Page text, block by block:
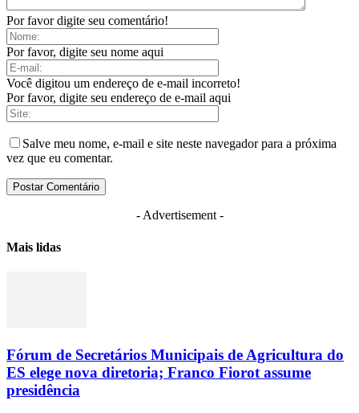
Por favor digite seu comentário!
Por favor, digite seu nome aqui
Você digitou um endereço de e-mail incorreto!
Por favor, digite seu endereço de e-mail aqui
Salve meu nome, e-mail e site neste navegador para a próxima
vez que eu comentar.
- Advertisement -
Mais lidas
Fórum de Secretários Municipais de Agricultura do
ES elege nova diretoria; Franco Fiorot assume
presidência